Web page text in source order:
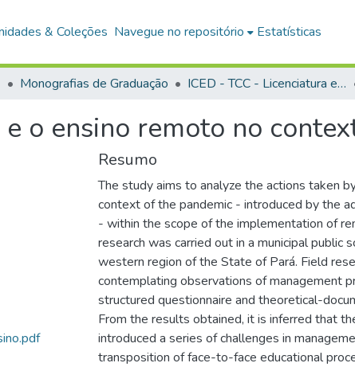
& Coleções Navegue no repositório Estatísticas
Monografias de Graduação ICED - TCC - Licenciatura em Pedagogia
o ensino remoto no
Resumo
The study aims to analyze the actions taken
context of the pandemic - introduced by the
- within the scope of the implementation of
research was carried out in a municipal public
western region of the State of Pará. Field
contemplating observations of management
structured questionnaire and theoretical-
From the results obtained, it is inferred that
introduced a series of challenges in
transposition of face-to-face educational